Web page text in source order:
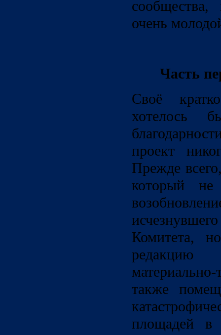
очень
Часть
Своё
хотелось
проект
Прежде
который
Комитета,
также
площадей в